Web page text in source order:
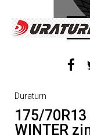
Duraturn
175/70R13
WINTER